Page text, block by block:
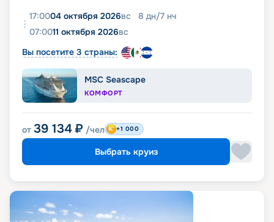
17:0004 октября 2026вс 8 дн/7 нч
07:0011 октября 2026вс
Вы посетите 3 страны:
MSC Seascape
КОМФОРТ
от 39 134 ₽ /чел +1 000
Выбрать круиз